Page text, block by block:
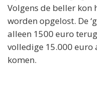
Volgens de beller
worden opgelost. De
alleen 1500 euro
volledige 15.000 euro
komen.